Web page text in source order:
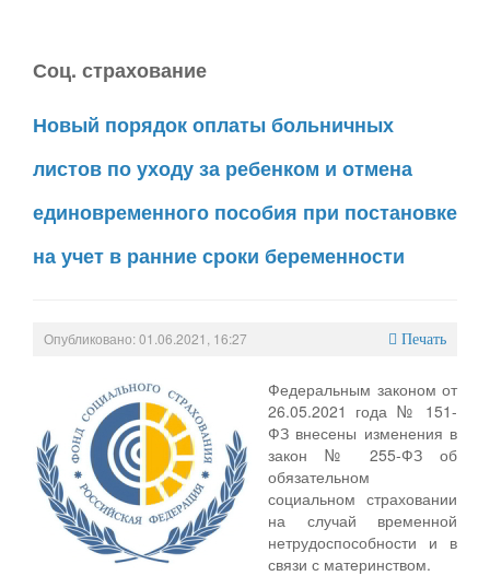
Соц. страхование
Новый порядок оплаты больничных
листов по уходу за ребенком и отмена
единовременного пособия при постановке
на учет в ранние сроки беременности
Опубликовано: 01.06.2021, 16:27 Печать
Федеральным законом от
26.05.2021 года № 151-
ФЗ внесены изменения в
закон № 255-ФЗ об
обязательном
социальном страховании
на случай временной
нетрудоспособности и в
связи с материнством.